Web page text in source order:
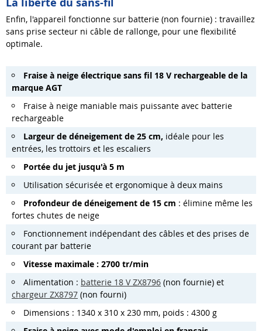
Enfin, l'appareil fonctionne sur batterie (non fournie) : travaillez
sans prise secteur ni câble de rallonge, pour une flexibilité
optimale.
Fraise à neige électrique sans fil 18 V rechargeable de la
marque AGT
Fraise à neige maniable mais puissante avec batterie
rechargeable
Largeur de déneigement de 25 cm, idéale pour les
entrées, les trottoirs et les escaliers
Portée du jet jusqu'à 5 m
Utilisation sécurisée et ergonomique à deux mains
Profondeur de déneigement de 15 cm : élimine même les
fortes chutes de neige
Fonctionnement indépendant des câbles et des prises de
courant par batterie
Vitesse maximale : 2700 tr/min
Alimentation : batterie 18 V ZX8796 (non fournie) et
chargeur ZX8797 (non fourni)
Dimensions : 1340 x 310 x 230 mm, poids : 4300 g